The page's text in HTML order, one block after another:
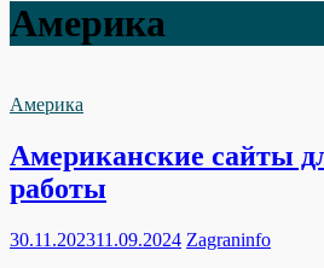
Америка
Америка
Американские сайты
работы
30.11.202311.09.2024 Zagraninfo